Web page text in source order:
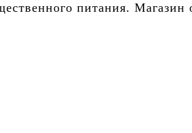
питания.